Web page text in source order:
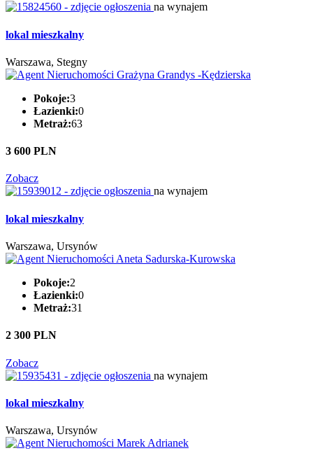
na wynajem
lokal mieszkalny
Warszawa, Stegny
Pokoje:3
Łazienki:0
Metraż:63
3 600 PLN
Zobacz
na wynajem
lokal mieszkalny
Warszawa, Ursynów
Pokoje:2
Łazienki:0
Metraż:31
2 300 PLN
Zobacz
na wynajem
lokal mieszkalny
Warszawa, Ursynów